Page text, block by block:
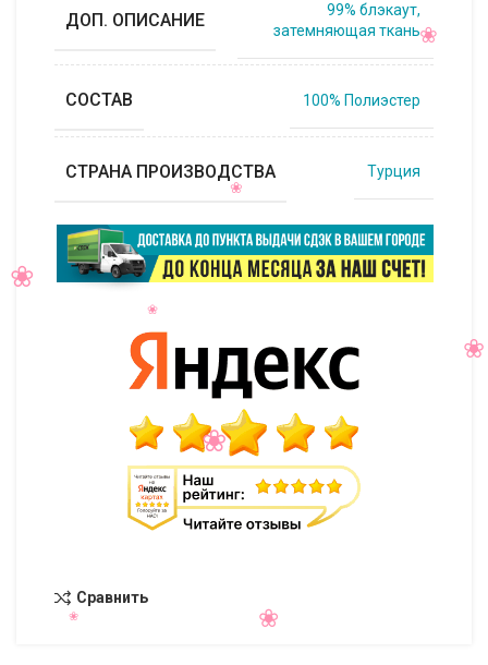
ДОП. ОПИСАНИЕ
99% блэкаут,
затемняющая ткань
СОСТАВ 100% Полиэстер
СТРАНА ПРОИЗВОДСТВА Турция
Сравнить